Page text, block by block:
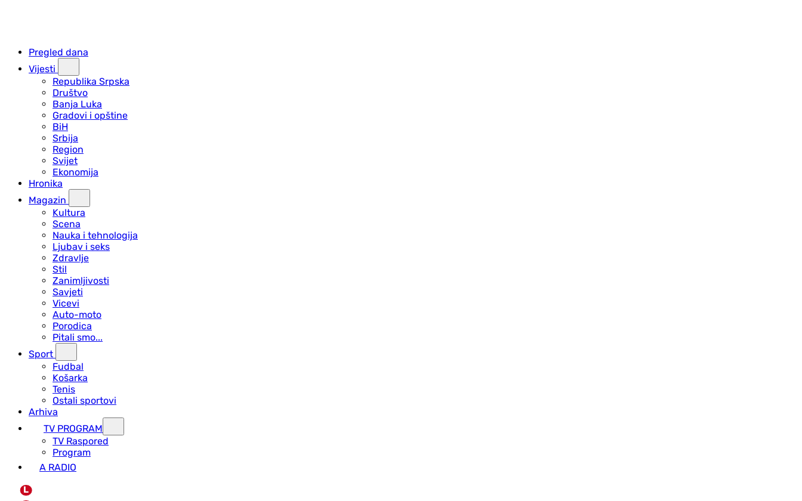
Pregled dana
Vijesti
Republika Srpska
Društvo
Banja Luka
Gradovi i opštine
BiH
Srbija
Region
Svijet
Ekonomija
Hronika
Magazin
Kultura
Scena
Nauka i tehnologija
Ljubav i seks
Zdravlje
Stil
Zanimljivosti
Savjeti
Vicevi
Auto-moto
Porodica
Pitali smo...
Sport
Fudbal
Košarka
Tenis
Ostali sportovi
Arhiva
TV PROGRAM
ТV Raspored
Program
A RADIO
L